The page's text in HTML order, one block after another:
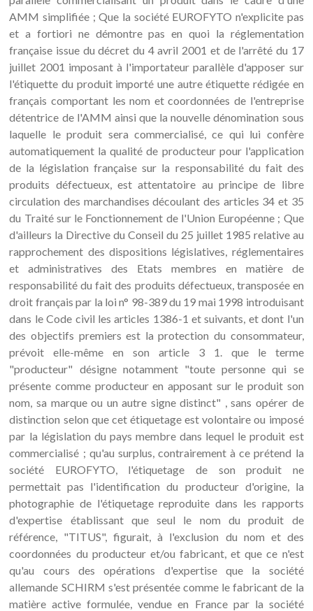
AMM simplifiée ; Que la société EUROFYTO n'explicite pas
et a fortiori ne démontre pas en quoi la réglementation
française issue du décret du 4 avril 2001 et de l'arrêté du 17
juillet 2001 imposant à l'importateur parallèle d'apposer sur
l'étiquette du produit importé une autre étiquette rédigée en
français comportant les nom et coordonnées de l'entreprise
détentrice de l'AMM ainsi que la nouvelle dénomination sous
laquelle le produit sera commercialisé, ce qui lui confère
automatiquement la qualité de producteur pour l'application
de la législation française sur la responsabilité du fait des
produits défectueux, est attentatoire au principe de libre
circulation des marchandises découlant des articles 34 et 35
du Traité sur le Fonctionnement de l'Union Européenne ; Que
d'ailleurs la Directive du Conseil du 25 juillet 1985 relative au
rapprochement des dispositions législatives, réglementaires
et administratives des Etats membres en matière de
responsabilité du fait des produits défectueux, transposée en
droit français par la loi n° 98-389 du 19 mai 1998 introduisant
dans le Code civil les articles 1386-1 et suivants, et dont l'un
des objectifs premiers est la protection du consommateur,
prévoit elle-même en son article 3 1. que le terme
"producteur" désigne notamment "toute personne qui se
présente comme producteur en apposant sur le produit son
nom, sa marque ou un autre signe distinct" , sans opérer de
distinction selon que cet étiquetage est volontaire ou imposé
par la législation du pays membre dans lequel le produit est
commercialisé ; qu'au surplus, contrairement à ce prétend la
société EUROFYTO, l'étiquetage de son produit ne
permettait pas l'identification du producteur d'origine, la
photographie de l'étiquetage reproduite dans les rapports
d'expertise établissant que seul le nom du produit de
référence, "TITUS", figurait, à l'exclusion du nom et des
coordonnées du producteur et/ou fabricant, et que ce n'est
qu'au cours des opérations d'expertise que la société
allemande SCHIRM s'est présentée comme le fabricant de la
matière active formulée, vendue en France par la société